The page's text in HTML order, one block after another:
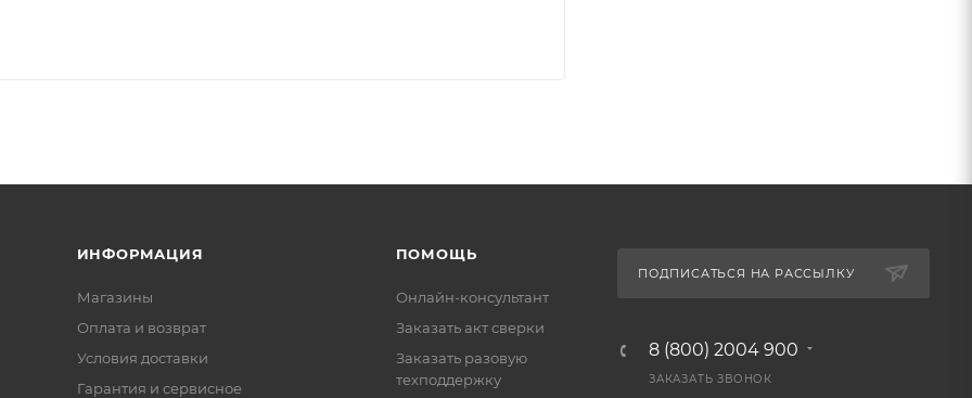
ИНФОРМАЦИЯ
Магазины
Оплата и возврат
Условия доставки
Гарантия и сервисное
ПОМОЩЬ
Онлайн-консультант
Заказать акт сверки
Заказать разовую
техподдержку
ПОДПИСАТЬСЯ НА РАССЫЛКУ
8 (800) 2004 900
ЗАКАЗАТЬ ЗВОНОК